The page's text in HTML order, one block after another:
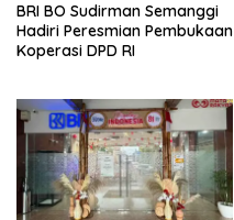
BRI BO Sudirman Semanggi
Hadiri Peresmian Pembukaan
Koperasi DPD RI